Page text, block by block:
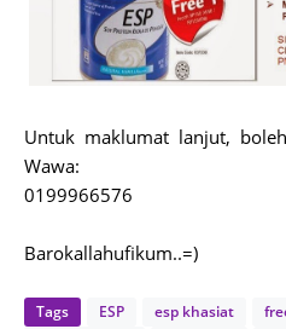
Untuk maklumat lanjut,
Wawa:
0199966576
Barokallahufikum..=)
Tags ESP esp khasiat